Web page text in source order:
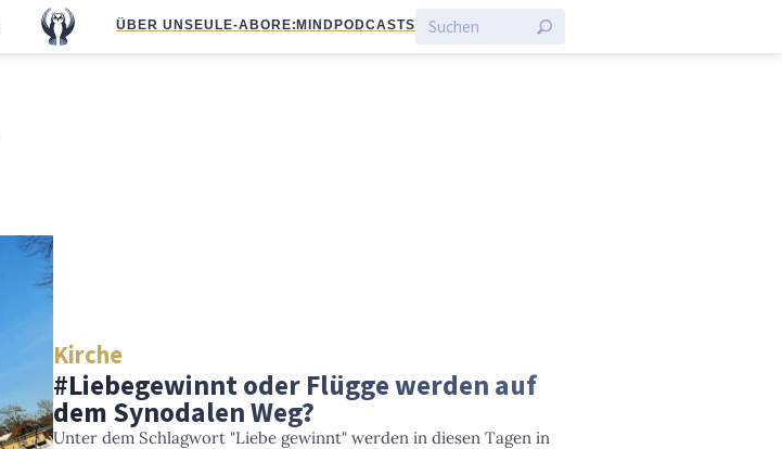
ÜBER UNS EULE-ABO RE:MIND PODCASTS
Kirche
#Liebegewinnt oder Flügge werden auf
dem Synodalen Weg?
Unter dem Schlagwort "Liebe gewinnt" werden in diesen Tagen in